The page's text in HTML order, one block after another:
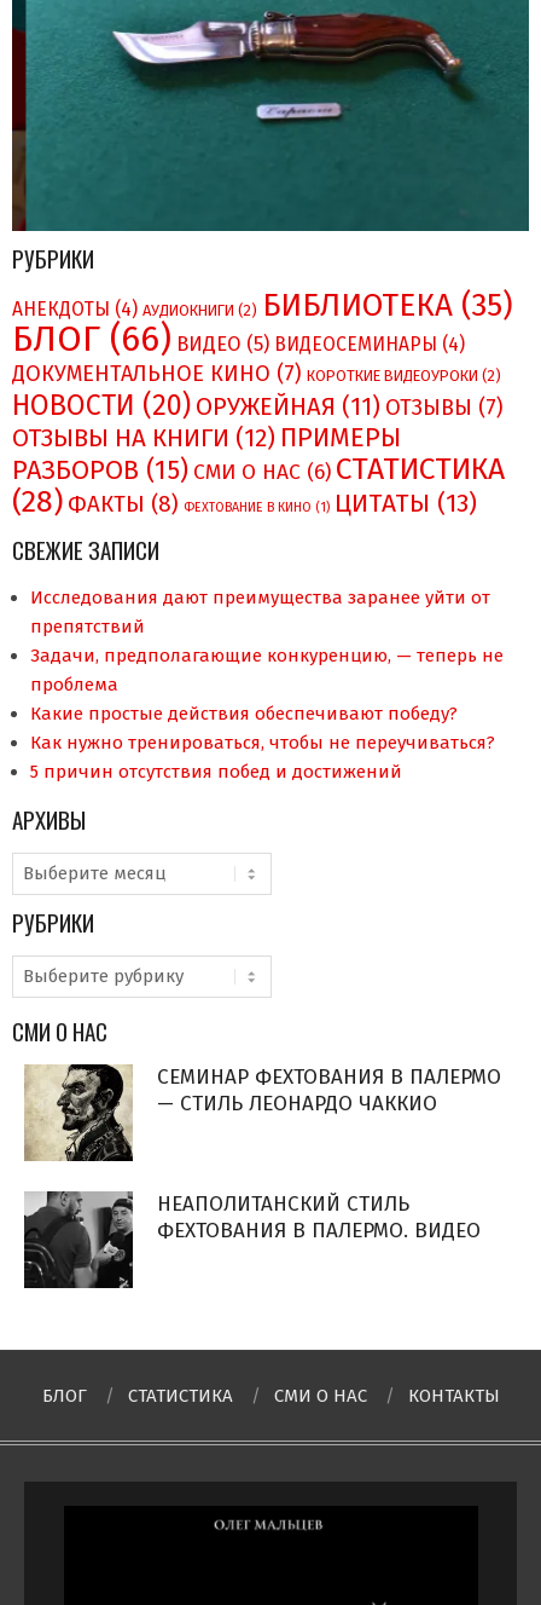
РУБРИКИ
АНЕКДОТЫ (4) АУДИОКНИГИ (2) БИБЛИОТЕКА (35)
БЛОГ (66) ВИДЕО (5) ВИДЕОСЕМИНАРЫ (4)
ДОКУМЕНТАЛЬНОЕ КИНО (7) КОРОТКИЕ ВИДЕОУРОКИ (2)
НОВОСТИ (20) ОРУЖЕЙНАЯ (11) ОТЗЫВЫ (7)
ОТЗЫВЫ НА КНИГИ (12) ПРИМЕРЫ
РАЗБОРОВ (15) СМИ О НAC (6) СТАТИСТИКА
(28) ФАКТЫ (8) ФЕХТОВАНИЕ В КИНО (1) ЦИТАТЫ (13)
СВЕЖИЕ ЗАПИСИ
Исследования дают преимущества заранее уйти от
препятствий
Задачи, предполагающие конкуренцию, — теперь не
проблема
Какие простые действия обеспечивают победу?
Как нужно тренироваться, чтобы не переучиваться?
5 причин отсутствия побед и достижений
АРХИВЫ
Архивы
РУБРИКИ
Рубрики
СМИ О НАС
СЕМИНАР ФЕХТОВАНИЯ В ПАЛЕРМО
— СТИЛЬ ЛЕОНАРДО ЧАККИО
НЕАПОЛИТАНСКИЙ СТИЛЬ
ФЕХТОВАНИЯ В ПАЛЕРМО. ВИДЕО
БЛОГ СТАТИСТИКА СМИ О НAC КОНТАКТЫ